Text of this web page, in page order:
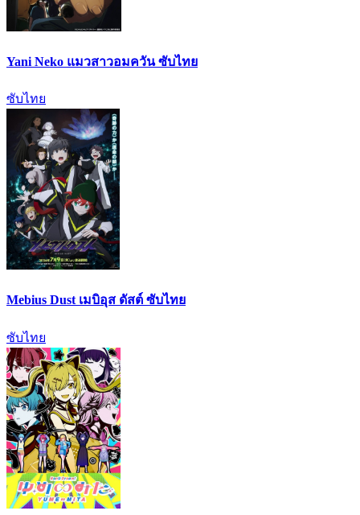
Yani Neko แมวสาวอมควัน ซับไทย
ซับไทย
Mebius Dust เมบิอุส ดัสต์ ซับไทย
ซับไทย